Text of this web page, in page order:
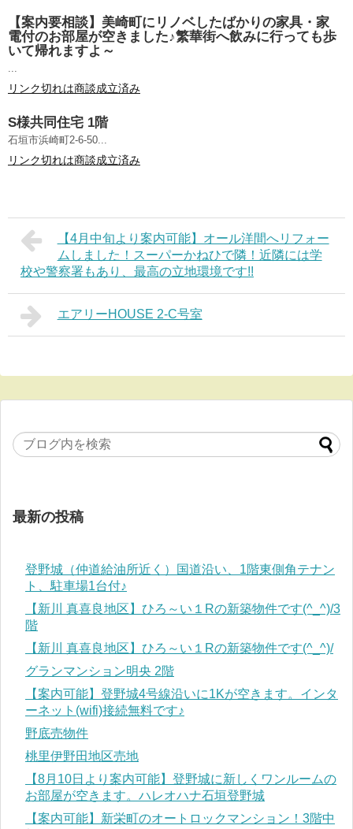
【案内要相談】美崎町にリノベしたばかりの家具・家
電付のお部屋が空きました♪繁華街へ飲みに行っても歩
いて帰れますよ～
...
リンク切れは商談成立済み
S様共同住宅 1階
石垣市浜崎町2-6-50...
リンク切れは商談成立済み
【4月中旬より案内可能】オール洋間へリフォー
ムしました！スーパーかねひで隣！近隣には学
校や警察署もあり、最高の立地環境です!!
エアリーHOUSE 2-C号室
最新の投稿
登野城（仲道給油所近く）国道沿い、1階東側角テナン
ト、駐車場1台付♪
【新川 真喜良地区】ひろ～い１Rの新築物件です(^_^)/3
階
【新川 真喜良地区】ひろ～い１Rの新築物件です(^_^)/
グランマンション明央 2階
【案内可能】登野城4号線沿いに1Kが空きます。インタ
ーネット(wifi)接続無料です♪
野底売物件
桃里伊野田地区売地
【8月10日より案内可能】登野城に新しくワンルームの
お部屋が空きます。ハレオハナ石垣登野城
【案内可能】新栄町のオートロックマンション！3階中